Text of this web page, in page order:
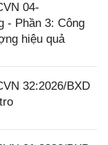
04-
- Phần 3: Công
hiệu quả
32:2026/BXD